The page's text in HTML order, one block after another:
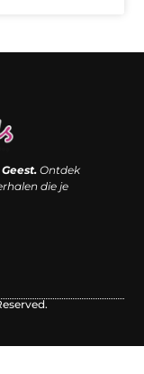
Ontdek
die je